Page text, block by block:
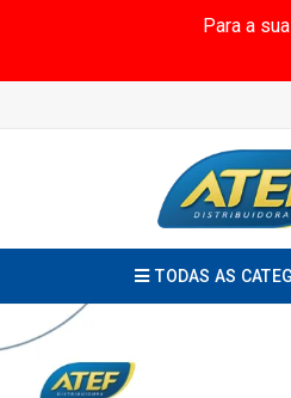
Para a
TODAS AS